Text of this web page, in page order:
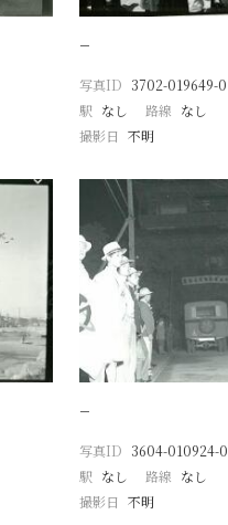
−
写真ID 3702-019649-0
駅 なし 路線 なし
撮影日 不明
−
写真ID 3604-010924-0
駅 なし 路線 なし
撮影日 不明